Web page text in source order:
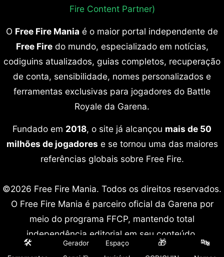
Fire Content Partner)
O Free Fire Mania é o maior portal independente de
Free Firedo mundo, especializado em notícias,
codiguins atualizados, guias completos, recuperação
de conta, sensibilidade, nomes personalizados e
ferramentas exclusivas para jogadores do Battle
Royale da Garena.
Fundado em 2018, o site já alcançou mais de 50
milhões de jogadores e se tornou uma das maiores
referências globais sobre Free Fire.
©2026 Free Fire Mania. Todos os direitos reservados.
O Free Fire Mania é parceiro oficial da Garena por
meio do programa FFCP, mantendo total
independência editorial em seu conteúdo.
Free Fire é marca registrada da Garena International.
🛠️
Gerador
Espaço
🎁 🔤